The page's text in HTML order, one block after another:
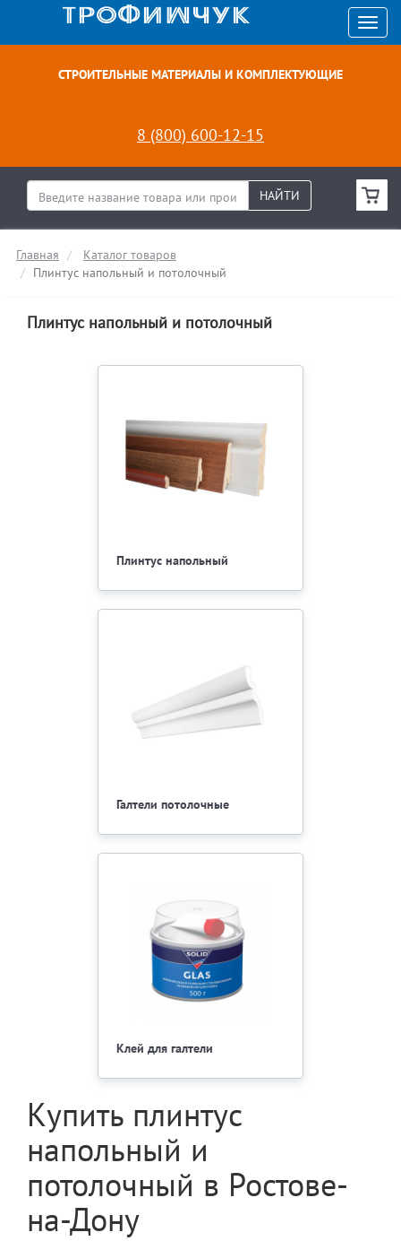
СТРОИТЕЛЬНЫЕ МАТЕРИАЛЫ И КОМПЛЕКТУЮЩИЕ
8 (800) 600-12-15
НАЙТИ
Главная
Каталог товаров
Плинтус напольный и потолочный
Плинтус напольный и потолочный
Плинтус напольный
Галтели потолочные
Клей для галтели
Купить плинтус
напольный и
потолочный в Ростове-
на-Дону